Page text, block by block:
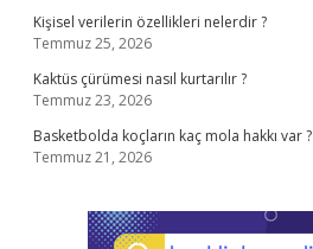
Kişisel verilerin özellikleri nelerdir ?
Temmuz 25, 2026
Kaktüs çürümesi nasıl kurtarılır ?
Temmuz 23, 2026
Basketbolda koçların kaç mola hakkı var ?
Temmuz 21, 2026